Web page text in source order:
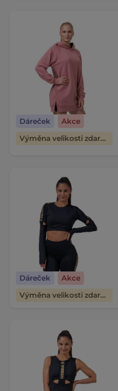
Dáreček
Akce
Výměna velikosti zdarma
Dáreček
Akce
Výměna velikosti zdarma